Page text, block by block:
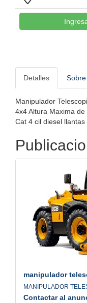
Detalles
Manipulador
4x4 Altura Maxima
Cat 4 cil diesel llantas
manipulador
MANIPULADOR
Contactar al